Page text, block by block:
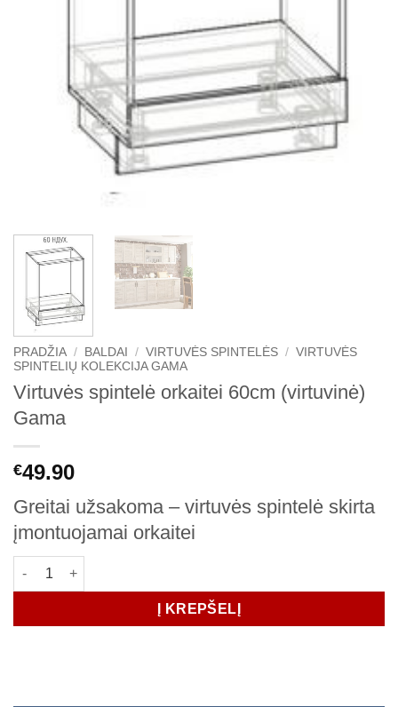
PRADŽIA / BALDAI / VIRTUVĖS SPINTELĖS / VIRTUVĖS
SPINTELIŲ KOLEKCIJA GAMA
Virtuvės spintelė orkaitei 60cm (virtuvinė)
Gama
€49.90
Greitai užsakoma – virtuvės spintelė skirta
įmontuojamai orkaitei
produkto kiekis: Virtuvės spintelė orkaitei 60cm (virtuvinė)
Į KREPŠELĮ